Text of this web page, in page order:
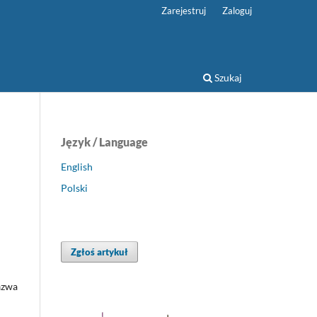
Szukaj
Zarejestruj Zaloguj
Język / Language
English
Polski
Zgłoś artykuł